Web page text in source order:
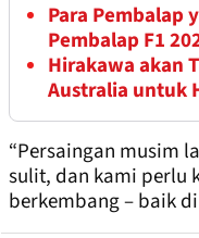
Para Pembalap
Pembalap F1
Hirakawa akan
Australia untuk
“Persaingan musim
sulit, dan kami perlu
berkembang – baik